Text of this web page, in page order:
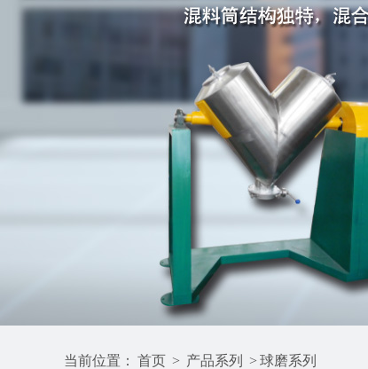
当前位置： 首页 > 产品系列 > 球磨系列